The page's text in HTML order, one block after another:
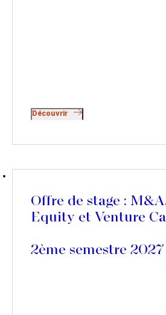
Découvrir
Offre de stage :
Equity et Venture
2ème semestre 2027